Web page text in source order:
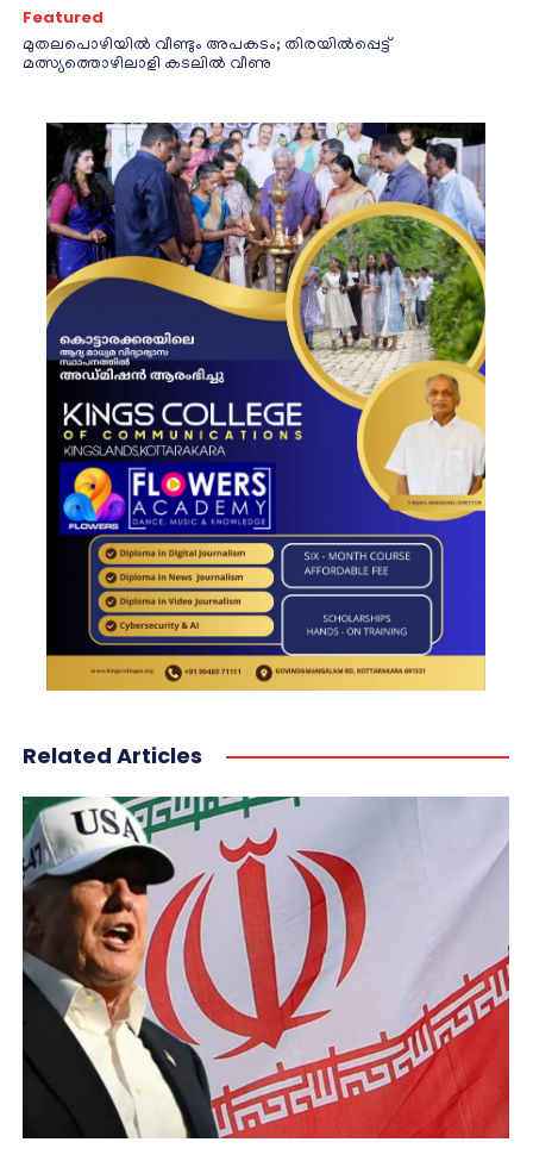
Featured
മുതലപൊഴിയിൽ വീണ്ടും അപകടം; തിരയിൽപ്പെട്ട്
മത്സ്യത്തൊഴിലാളി കടലിൽ വീണു
Related Articles